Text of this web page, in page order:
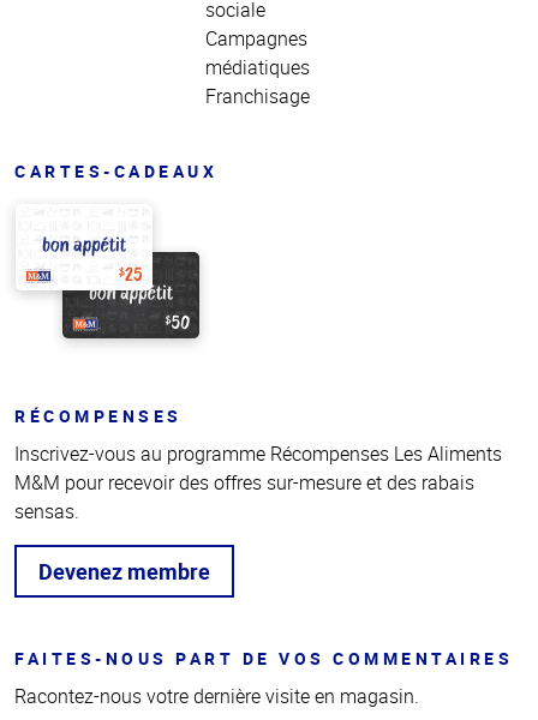
sociale
Campagnes
médiatiques
Franchisage
CARTES-CADEAUX
RÉCOMPENSES
Inscrivez-vous au programme Récompenses Les Aliments
M&M pour recevoir des offres sur-mesure et des rabais
sensas.
Devenez membre
FAITES-NOUS PART DE VOS COMMENTAIRES
Racontez-nous votre dernière visite en magasin.